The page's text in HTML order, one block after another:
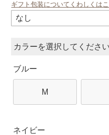
(必
ギフト包装についてくわしくは
カラー
ブルー
M
ネイビー